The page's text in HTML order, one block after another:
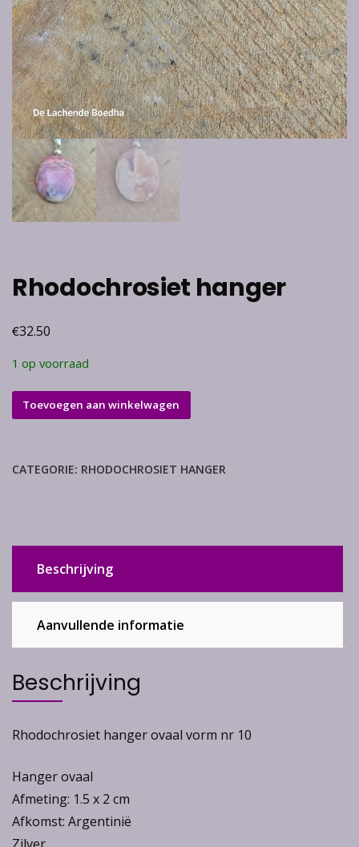
Rhodochrosiet hanger
€32.50
1 op voorraad
Rhodochrosiet
hanger
Toevoegen aan winkelwagen
CATEGORIE: RHODOCHROSIET HANGER
Beschrijving
Aanvullende informatie
Beschrijving
Rhodochrosiet hanger ovaal vorm nr 10
Hanger ovaal
Afmeting: 1.5 x 2 cm
Afkomst: Argentinië
Zilver